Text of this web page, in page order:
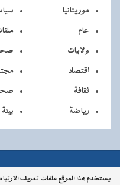
موريتانيا
عام
ولايات
اقتصاد
ثقافة
رياضة بيئة
جميــــع جميع الحقوقيستخدم هذا الموقع ملفات تعريف